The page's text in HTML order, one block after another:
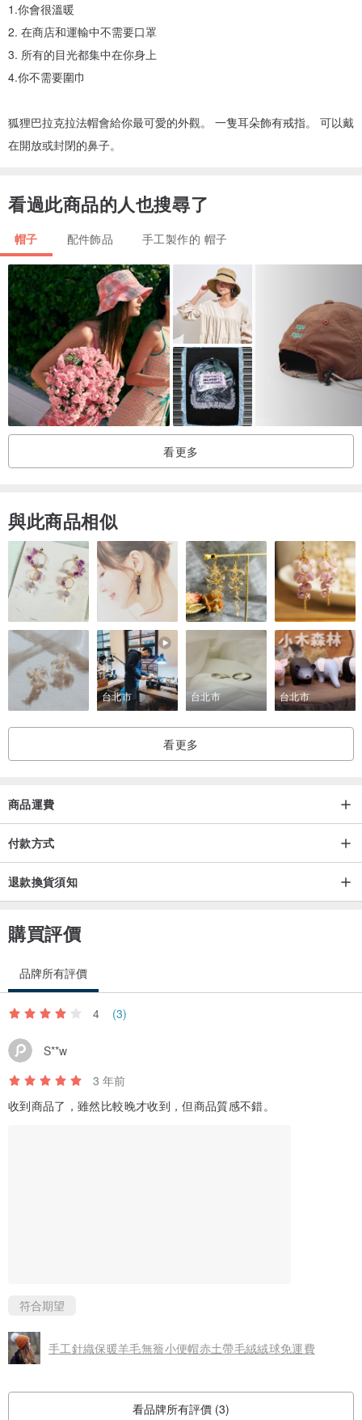
1.你會很溫暖
2. 在商店和運輸中不需要口罩
3. 所有的目光都集中在你身上
4.你不需要圍巾
狐狸巴拉克拉法帽會給你最可愛的外觀。 一隻耳朵飾有戒指。 可以戴
在開放或封閉的鼻子。
看過此商品的人也搜尋了
帽子 配件飾品 手工製作的 帽子
看更多
與此商品相似
台北市 台北市 台北市
看更多
商品運費
付款方式
退款換貨須知
購買評價
品牌所有評價
4 (3)
S**w
3 年前
收到商品了，雖然比較晚才收到，但商品質感不錯。
符合期望
手工針織保暖羊毛無簷小便帽赤土帶毛絨絨球免運費
看品牌所有評價 (3)